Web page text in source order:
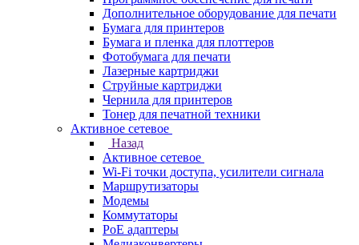
Дополнительное оборудование для печати
Бумага для принтеров
Бумага и пленка для плоттеров
Фотобумага для печати
Лазерные картриджи
Струйные картриджи
Чернила для принтеров
Тонер для печатной техники
Активное сетевое
Назад
Активное сетевое
Wi-Fi точки доступа, усилители сигнала
Маршрутизаторы
Модемы
Коммутаторы
PoE адаптеры